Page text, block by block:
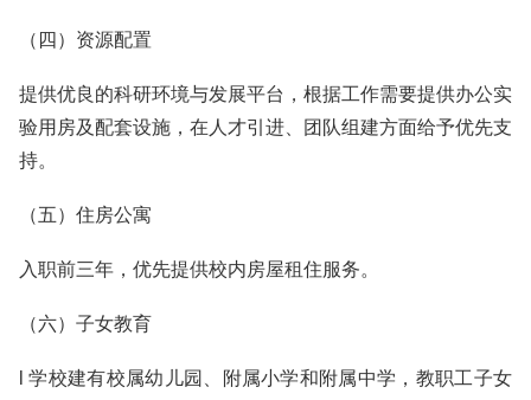
（四）资源配置
提供优良的科研环境与发展平台，根据工作需要提供办公实
验用房及配套设施，在人才引进、团队组建方面给予优先支
持。
（五）住房公寓
入职前三年，优先提供校内房屋租住服务。
（六）子女教育
l 学校建有校属幼儿园、附属小学和附属中学，教职工子女